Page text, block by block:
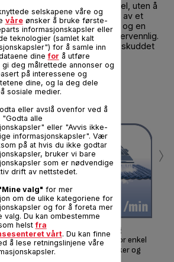
gjør strykingen rask og enkel, uten å
resultatet. Kombinasjonen av et
en ergonomisk damputløser og en
gjør Virtuo svært bukervennlig.
hurtige resultater, og dampskuddet
verste skrukkene.
Send
NON-
Kontinuerlig
dampproduksjon for enkel
fjerning av skrukker og
›
selskapene våre og
våreønsker å bruke første-
informasjonskapsler eller
teknologier (samlet kalt
for å samle inn
dinefor å utføre
gi deg målrettede annonser og
på interessene og
dine, og la deg dele
sosiale medier.
eller avslå ovenfor ved å
alle
eller "Avvis ikke-
informasjonskapsler". Vær
på at hvis du ikke godtar
bruker vi bare
som er nødvendige
drift av nettstedet.
valg" for mer
om de ulike kategoriene for
og for å foreta mer
valg. Du kan ombestemme
helstfra
vårt. Du kan finne
å lese retningslinjene våre